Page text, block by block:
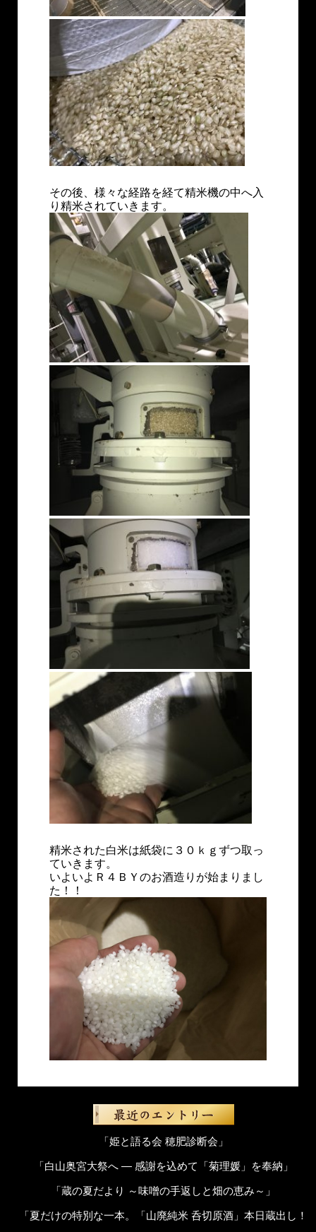
その後、様々な経路を経て精米機の中へ入
り精米されていきます。
精米された白米は紙袋に３０ｋｇずつ取っ
ていきます。
いよいよＲ４ＢＹのお酒造りが始まりまし
た！！
「姫と語る会 穂肥診断会」
「白山奥宮大祭へ ― 感謝を込めて「菊理媛」を奉納」
「蔵の夏だより ～味噌の手返しと畑の恵み～」
「夏だけの特別な一本。「山廃純米 呑切原酒」本日蔵出し！